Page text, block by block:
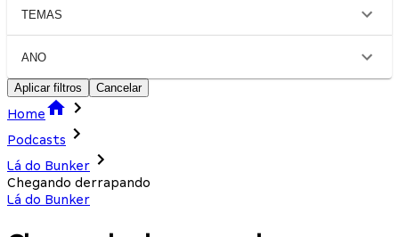
TEMAS
ANO
Aplicar filtros Cancelar
Home
Podcasts
Lá do Bunker
Chegando derrapando
Lá do Bunker